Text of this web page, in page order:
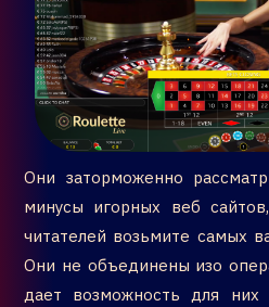
Они заторможенно
минусы игорных веб
читателей возьмите самых
Они не объединены изо
дает возможность для них